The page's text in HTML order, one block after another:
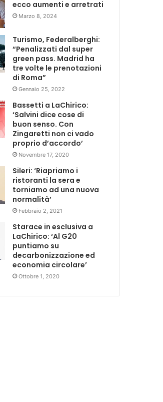
ecco aumenti e arretrati
Marzo 8, 2024
Turismo, Federalberghi:
“Penalizzati dal super
green pass. Madrid ha
tre volte le prenotazioni
di Roma”
Gennaio 25, 2022
Bassetti a LaChirico:
‘Salvini dice cose di
buon senso. Con
Zingaretti non ci vado
proprio d’accordo’
Novembre 17, 2020
Sileri: ‘Riapriamo i
ristoranti la sera e
torniamo ad una nuova
normalità’
Febbraio 2, 2021
Starace in esclusiva a
LaChirico: ‘Al G20
puntiamo su
decarbonizzazione ed
economia circolare’
Ottobre 1, 2020